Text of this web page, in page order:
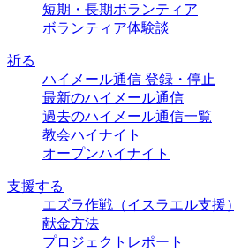
短期・長期ボランティア
ボランティア体験談
祈る
ハイメール通信 登録・停止
最新のハイメール通信
過去のハイメール通信一覧
教会ハイナイト
オープンハイナイト
支援する
エズラ作戦（イスラエル支援）
献金方法
プロジェクトレポート